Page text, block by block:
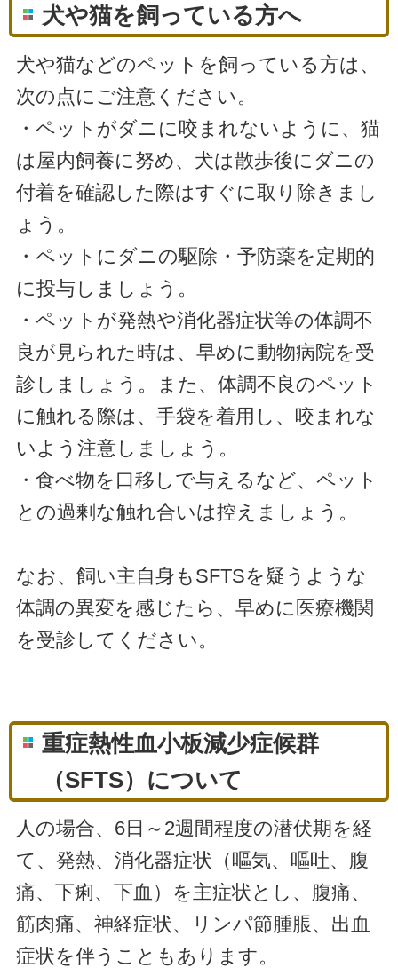
犬や猫を飼っている方へ
犬や猫などのペットを飼っている方は、
次の点にご注意ください。
・ペットがダニに咬まれないように、猫
は屋内飼養に努め、犬は散歩後にダニの
付着を確認した際はすぐに取り除きまし
ょう。
・ペットにダニの駆除・予防薬を定期的
に投与しましょう。
・ペットが発熱や消化器症状等の体調不
良が見られた時は、早めに動物病院を受
診しましょう。また、体調不良のペット
に触れる際は、手袋を着用し、咬まれな
いよう注意しましょう。
・食べ物を口移しで与えるなど、ペット
との過剰な触れ合いは控えましょう。
なお、飼い主自身もSFTSを疑うような
体調の異変を感じたら、早めに医療機関
を受診してください。
重症熱性血小板減少症候群
（SFTS）について
人の場合、6日～2週間程度の潜伏期を経
て、発熱、消化器症状（嘔気、嘔吐、腹
痛、下痢、下血）を主症状とし、腹痛、
筋肉痛、神経症状、リンパ節腫脹、出血
症状を伴うこともあります。